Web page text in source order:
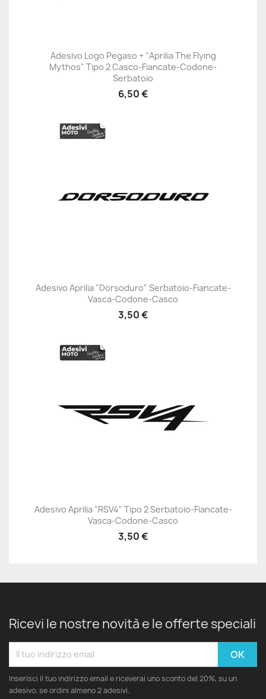
Adesivo Logo Pegaso + "Aprilia The Flying
Mythos" Tipo 2 Casco-Fiancate-Codone-
Serbatoio
6,50 €
Adesivo Aprilia "Dorsoduro" Serbatoio-Fiancate-
Vasca-Codone-Casco
3,50 €
Adesivo Aprilia "RSV4" Tipo 2 Serbatoio-Fiancate-
Vasca-Codone-Casco
3,50 €
Ricevi le nostre novità e le offerte speciali
Inserisci il tuo indirizzo email e riceverai uno sconto del 20%, su un
adesivo, se ordini almeno 2 adesivi.